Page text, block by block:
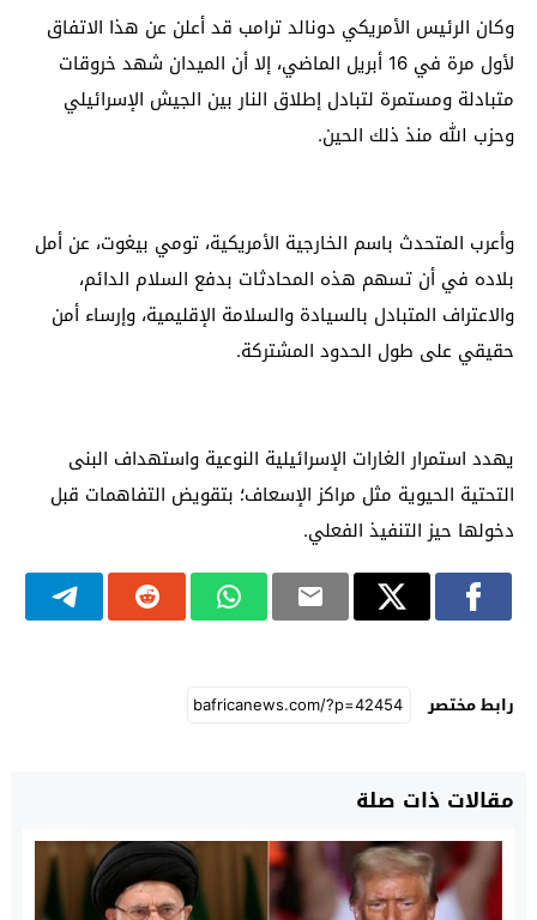
وكان الرئيس الأمريكي دونالد ترامب قد أعلن عن هذا الاتفاق
لأول مرة في 16 أبريل الماضي، إلا أن الميدان شهد خروقات
متبادلة ومستمرة لتبادل إطلاق النار بين الجيش الإسرائيلي
وحزب الله منذ ذلك الحين.
وأعرب المتحدث باسم الخارجية الأمريكية، تومي بيغوت، عن أمل
بلاده في أن تسهم هذه المحادثات بدفع السلام الدائم،
والاعتراف المتبادل بالسيادة والسلامة الإقليمية، وإرساء أمن
حقيقي على طول الحدود المشتركة.
يهدد استمرار الغارات الإسرائيلية النوعية واستهداف البنى
التحتية الحيوية مثل مراكز الإسعاف؛ بتقويض التفاهمات قبل
دخولها حيز التنفيذ الفعلي.
رابط مختصر
مقالات ذات صلة